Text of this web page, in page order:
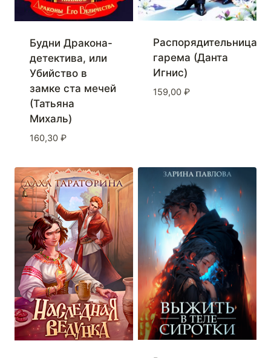
Будни Дракона-
детектива, или
Убийство в
замке ста мечей
(Татьяна
Михаль)
160,30 ₽
Распорядительница
гарема (Данта
Игнис)
159,00 ₽